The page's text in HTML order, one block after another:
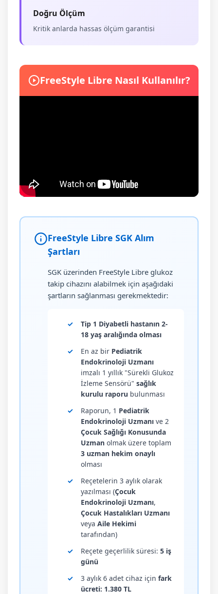
Doğru Ölçüm
Kritik anlarda hassas ölçüm garantisi
FreeStyle Libre Nasıl Kullanılır?
FreeStyle Libre SGK Alım
Şartları
SGK üzerinden FreeStyle Libre glukoz
takip cihazını alabilmek için aşağıdaki
şartların sağlanması gerekmektedir:
✓
Tip 1 Diyabetli hastanın 2-
18 yaş aralığında olması
✓
En az bir Pediatrik
Endokrinoloji Uzmanı
imzalı 1 yıllık "Sürekli Glukoz
İzleme Sensörü" sağlık
kurulu raporu bulunması
✓
Raporun, 1 Pediatrik
Endokrinoloji Uzmanı ve 2
Çocuk Sağlığı Konusunda
Uzman olmak üzere toplam
3 uzman hekim onaylı
olması
✓
Reçetelerin 3 aylık olarak
yazılması (Çocuk
Endokrinoloji Uzmanı,
Çocuk Hastalıkları Uzmanı
veya Aile Hekimi
tarafından)
✓
Reçete geçerlilik süresi: 5 iş
günü
✓
3 aylık 6 adet cihaz için fark
ücreti: 1.380 TL